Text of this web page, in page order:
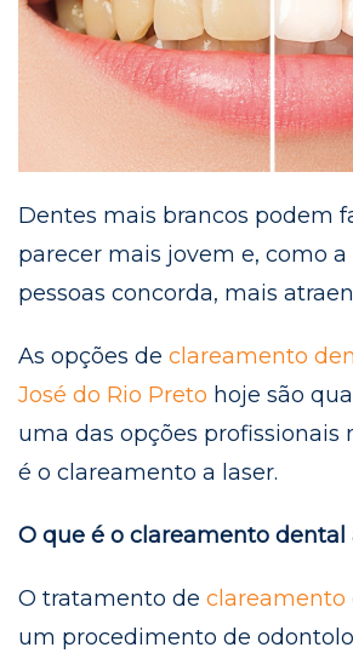
Dentes mais brancos podem
parecer mais jovem e, como
pessoas concorda, mais
As opções de clareamento
José do Rio Preto hoje são
uma das opções profissionais
é o clareamento a laser.
O que é o clareamento dental
O tratamento de clareamento
um procedimento de